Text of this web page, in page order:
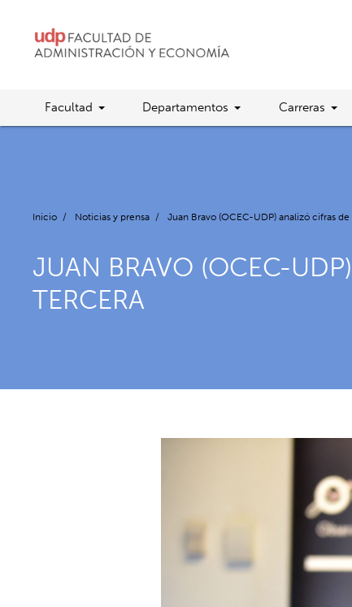
Facultad Departamentos Carreras
Inicio / Noticias y prensa / Juan Bravo (OCEC-UDP) analizó cifras
JUAN BRAVO (OCEC-
TERCERA